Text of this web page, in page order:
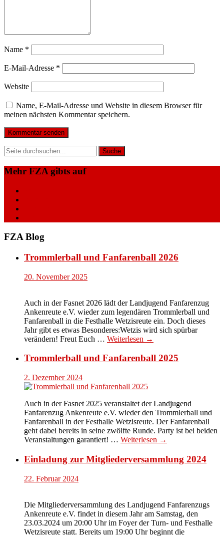
Name *
E-Mail-Adresse *
Website
Name, E-Mail-Adresse und Website in diesem Browser für
meinen nächsten Kommentar speichern.
Mehr FZA gibts auf
FZA Blog
Trommlerball und Fanfarenball 2026
20. November 2025
Auch in der Fasnet 2026 lädt der Landjugend Fanfarenzug
Ankenreute e.V. wieder zum legendären Trommlerball und
Fanfarenball in die Festhalle Wetzisreute ein. Doch dieses
Jahr gibt es etwas Besonderes:Wetzis wird sich spürbar
verändern! Freut Euch … Weiterlesen →
Trommlerball und Fanfarenball 2025
2. Dezember 2024
Auch in der Fasnet 2025 veranstaltet der Landjugend
Fanfarenzug Ankenreute e.V. wieder den Trommlerball und
Fanfarenball in der Festhalle Wetzisreute. Der Fanfarenball
geht dabei bereits in seine zwölfte Runde. Party ist bei beiden
Veranstaltungen garantiert! … Weiterlesen →
Einladung zur Mitgliederversammlung 2024
22. Februar 2024
Die Mitgliederversammlung des Landjugend Fanfarenzugs
Ankenreute e.V. findet in diesem Jahr am Samstag, den
23.03.2024 um 20:00 Uhr im Foyer der Turn- und Festhalle
Wetzisreute statt. Bereits um 19:00 Uhr beginnt die